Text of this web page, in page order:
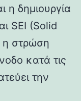
η δημιουργία
SEI (Solid
η στρώση
κατά τις
την